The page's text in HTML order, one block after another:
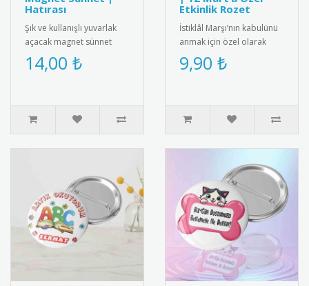
Hatırası
Şık ve kullanışlı yuvarlak
açacak magnet sünnet
hediyesi. Yüksek kaliteli
mıknatıs ve paslanmaz
14,00 ₺
Etkinlik Rozet
İstiklâl Marşı’nın kabulünü
anmak için özel olarak
tasarlanmış rozet modeli.
12 Mart etkinlikleri, o..
9,90 ₺